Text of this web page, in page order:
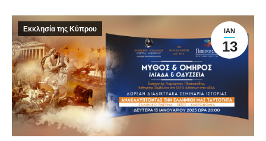
ΙΑΝ
13
Εκκλησία της Κύπρου